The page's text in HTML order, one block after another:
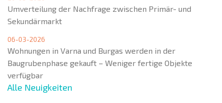
Umverteilung der Nachfrage zwischen Primär- und
Sekundärmarkt
06-03-2026
Wohnungen in Varna und Burgas werden in der
Baugrubenphase gekauft – Weniger fertige Objekte
verfügbar
Alle Neuigkeiten